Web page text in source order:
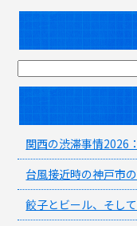
関西の渋滞事情2026
台風接近時の神戸市
餃子とビール、そし